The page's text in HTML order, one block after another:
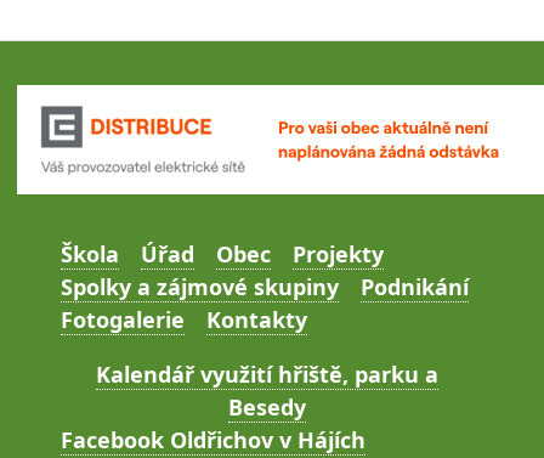
Škola Úřad Obec
Projekty
Spolky a zájmové skupiny
Podnikání
Fotogalerie
Kontakty
Kalendář využití hřiště, parku a
Besedy
Facebook Oldřichov v Hájích